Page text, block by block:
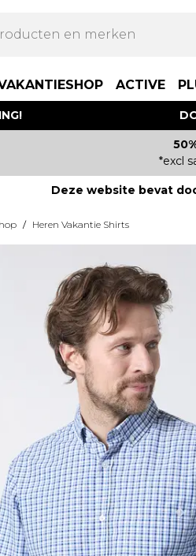
ACTIVE
*excl
Deze website bevat
/ Heren Vakantie Shirts